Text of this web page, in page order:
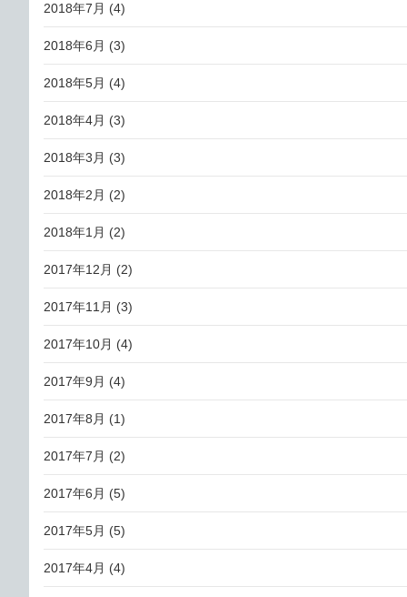
2018年7月 (4)
2018年6月 (3)
2018年5月 (4)
2018年4月 (3)
2018年3月 (3)
2018年2月 (2)
2018年1月 (2)
2017年12月 (2)
2017年11月 (3)
2017年10月 (4)
2017年9月 (4)
2017年8月 (1)
2017年7月 (2)
2017年6月 (5)
2017年5月 (5)
2017年4月 (4)